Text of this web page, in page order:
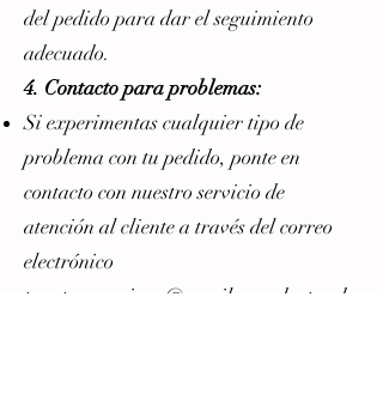
del pedido para dar el seguimiento
adecuado.
4. Contacto para problemas:
Si experimentas cualquier tipo de
problema con tu pedido, ponte en
contacto con nuestro servicio de
atención al cliente a través del correo
electrónico
tzantzangari.mx@gmail.com
dentro de